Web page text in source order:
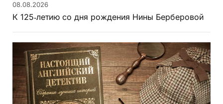
08.08.2026
К 125‑летию со дня рождения Нины Берберовой